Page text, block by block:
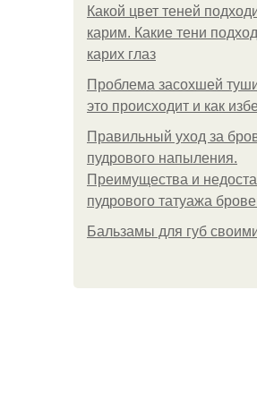
Какой цвет теней
карим. Какие тени
карих глаз
Проблема засохшей
это происходит и как
Правильный уход за
пудрового напыления.
Преимущества и
пудрового татуажа
Бальзамы для губ